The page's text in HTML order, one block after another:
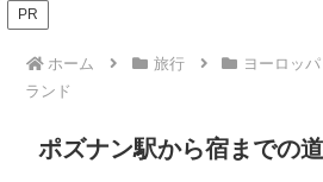
PR
ホーム 旅行 ヨーロッパ
ランド
ポズナン駅から宿までの道